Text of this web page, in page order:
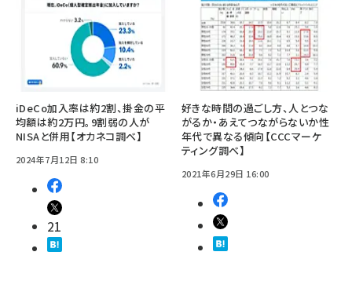
iDeCo加入率は約2割、掛金の平
均額は約2万円。9割弱の人が
NISAと併用【オカネコ調べ】
2024年7月12日 8:10
21
好きな時間の過ごし方、人とつな
がるか・あえてつながらないか性
年代で異なる傾向【CCCマーケ
ティング調べ】
2021年6月29日 16:00